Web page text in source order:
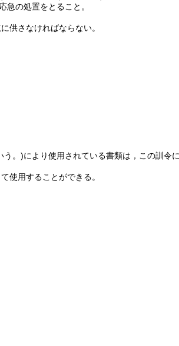
急の処置をとること。
供さなければならない。
う。)により使用されている書類は，この訓令
使用することができる。